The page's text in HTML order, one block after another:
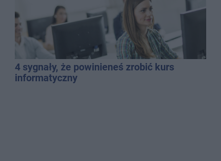
4 sygnały, że powinieneś zrobić kurs
informatyczny